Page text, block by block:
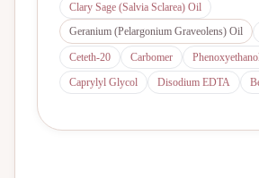
Clary Sage (Salvia Sclarea) Oil
Geranium (Pelargonium Graveolens) Oil
Ceteth-20
Carbomer
Caprylyl Glycol
Disodium EDTA